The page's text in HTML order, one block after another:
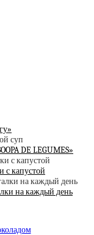
DE LEGUMES»
с капустой
на каждый день